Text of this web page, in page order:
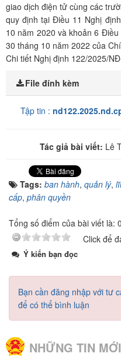
giao dịch điện tử cùng các
quy định tại Điều 11 Nghị
10 năm 2020 và khoản 6
30 tháng 10 năm 2022 của
Chi tiết Nghị định 122/2025/
File đính kèm
Tập tin :
Tác giả bài viết: Lê
Tags: ban hành, quản lý,
cấp, phân quyền
Tổng số điểm của bài viết là:
Click để
Ý kiến bạn đọc
Bạn cần đăng nhập với tư
để có thể bình luận
NHỮNG TIN